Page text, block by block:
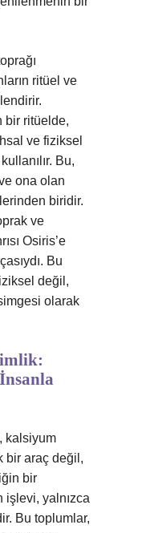
ritüel ve
bir ritüelde,
ve fiziksel
Bu,
ona olan
biridir.
ve
Osiris’e
Bu
değil,
olarak
kalsiyum
bir araç değil,
bir
işlevi, yalnızca
Bu toplumlar,